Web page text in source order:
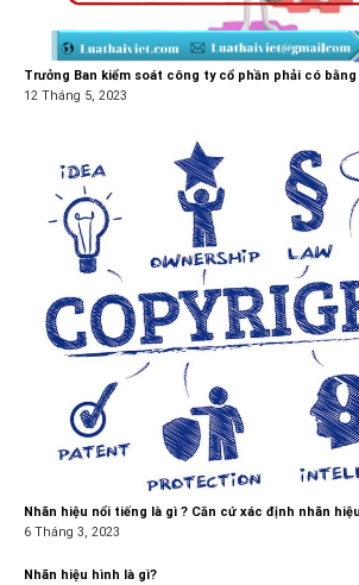
Trưởng Ban kiểm soát công ty cổ phần phải có
12 Tháng 5, 2023
Nhãn hiệu nổi tiếng là gì ? Căn cứ xác định nhãn
6 Tháng 3, 2023
Nhãn hiệu hình là gì?